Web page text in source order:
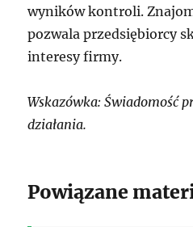
wyników kontroli.
pozwala przedsiębiorcy
interesy firmy.
Wskazówka: Świadomość
działania.
Powiązane